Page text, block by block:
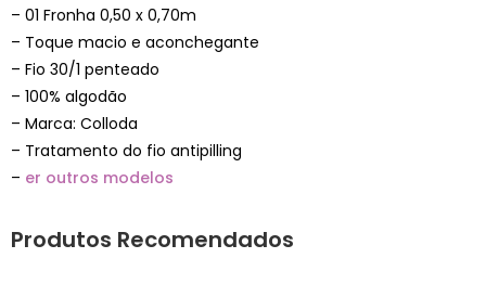
– 01 Fronha 0,50 x 0,70m
– Toque macio e aconchegante
– Fio 30/1 penteado
– 100% algodão
– Marca: Colloda
– Tratamento do fio antipilling
– er outros modelos
Produtos Recomendados